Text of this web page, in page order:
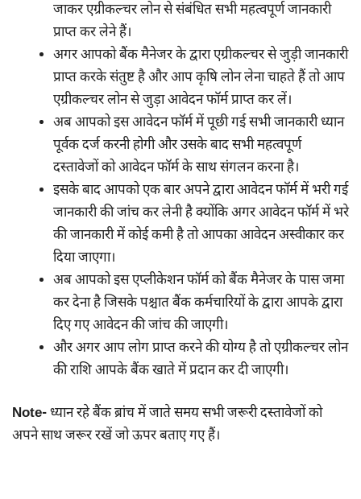
जाकर एग्रीकल्चर लोन से संबंधित सभी महत्वपूर्ण जानकारी
प्राप्त कर लेने हैं।
अगर आपको बैंक मैनेजर के द्वारा एग्रीकल्चर से जुड़ी जानकारी
प्राप्त करके संतुष्ट है और आप कृषि लोन लेना चाहते हैं तो आप
एग्रीकल्चर लोन से जुड़ा आवेदन फॉर्म प्राप्त कर लें।
अब आपको इस आवेदन फॉर्म में पूछी गई सभी जानकारी ध्यान
पूर्वक दर्ज करनी होगी और उसके बाद सभी महत्वपूर्ण
दस्तावेजों को आवेदन फॉर्म के साथ संगलन करना है।
इसके बाद आपको एक बार अपने द्वारा आवेदन फॉर्म में भरी गई
जानकारी की जांच कर लेनी है क्योंकि अगर आवेदन फॉर्म में भरे
की जानकारी में कोई कमी है तो आपका आवेदन अस्वीकार कर
दिया जाएगा।
अब आपको इस एप्लीकेशन फॉर्म को बैंक मैनेजर के पास जमा
कर देना है जिसके पश्चात बैंक कर्मचारियों के द्वारा आपके द्वारा
दिए गए आवेदन की जांच की जाएगी।
और अगर आप लोग प्राप्त करने की योग्य है तो एग्रीकल्चर लोन
की राशि आपके बैंक खाते में प्रदान कर दी जाएगी।
Note-ध्यान रहे बैंक ब्रांच में जाते समय सभी जरूरी दस्तावेजों को
अपने साथ जरूर रखें जो ऊपर बताए गए हैं।